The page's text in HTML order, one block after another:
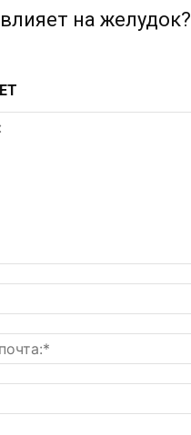
на желудок?